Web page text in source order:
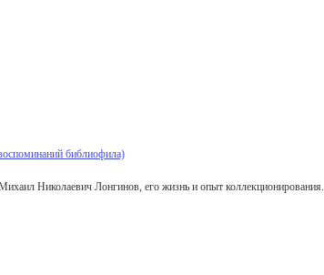
Николаевич Лонгинов, его жизнь и опыт коллекционирования.